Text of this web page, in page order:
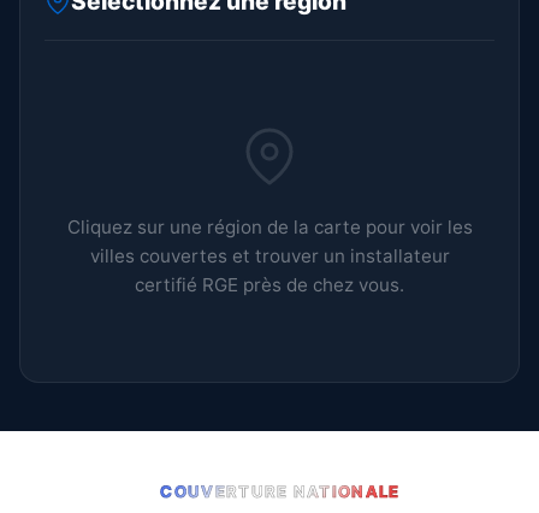
Cliquez sur une région de la carte pour voir les
villes couvertes et trouver un installateur
certifié RGE près de chez vous.
COUVERTURE NATIONALE